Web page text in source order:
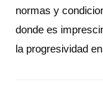
normas y
donde es
la progresividad